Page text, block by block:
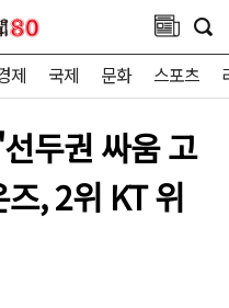
제 국제 문화 스포츠
두권 싸움 고
, 2위 KT 위